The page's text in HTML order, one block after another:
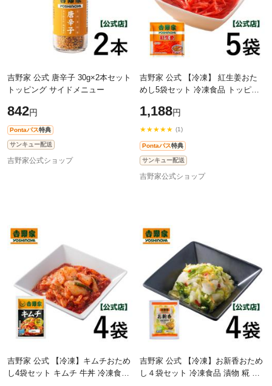
吉野家 公式 唐辛子 30g×2本セット
トッピング サイドメニュー
842円
Pontaパス特典
サンキュー配送
吉野家公式ショップ
吉野家 公式 【冷凍】 紅生姜おた
めし5袋セット 冷凍食品 トッピン
1,188円
★★★★★ (1)
Pontaパス特典
サンキュー配送
吉野家公式ショップ
吉野家 公式 【冷凍】キムチおため
し4袋セット キムチ 牛丼 冷凍食品
吉野家 公式 【冷凍】お新香おため
し４袋セット 冷凍食品 漬物 糀 白